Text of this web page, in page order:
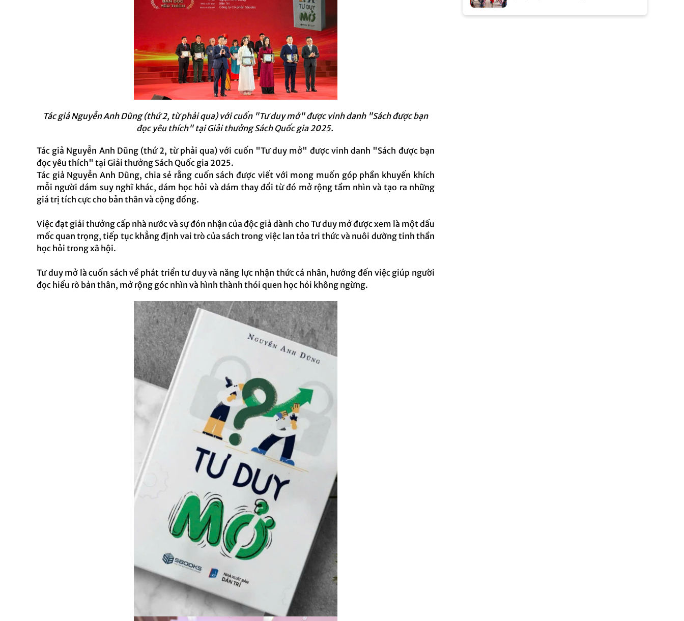
Tác giả Nguyễn Anh Dũng (thứ 2, từ phải qua) với cuốn "Tư duy mở" được vinh danh "Sách được bạn
đọc yêu thích" tại Giải thưởng Sách Quốc gia 2025.
Tác giả Nguyễn Anh Dũng (thứ 2, từ phải qua) với cuốn "Tư duy mở" được vinh danh "Sách được bạn
đọc yêu thích" tại Giải thưởng Sách Quốc gia 2025.
Tác giả Nguyễn Anh Dũng, chia sẻ rằng cuốn sách được viết với mong muốn góp phần khuyến khích
mỗi người dám suy nghĩ khác, dám học hỏi và dám thay đổi từ đó mở rộng tầm nhìn và tạo ra những
giá trị tích cực cho bản thân và cộng đồng.
Việc đạt giải thưởng cấp nhà nước và sự đón nhận của độc giả dành cho Tư duy mở được xem là một dấu
mốc quan trọng, tiếp tục khẳng định vai trò của sách trong việc lan tỏa tri thức và nuôi dưỡng tinh thần
học hỏi trong xã hội.
Tư duy mở là cuốn sách về phát triển tư duy và năng lực nhận thức cá nhân, hướng đến việc giúp người
đọc hiểu rõ bản thân, mở rộng góc nhìn và hình thành thói quen học hỏi không ngừng.